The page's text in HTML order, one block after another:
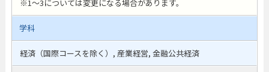
※1〜3については変更になる場合があります。
学科
経済（国際コースを除く）, 産業経営, 金融公共経済